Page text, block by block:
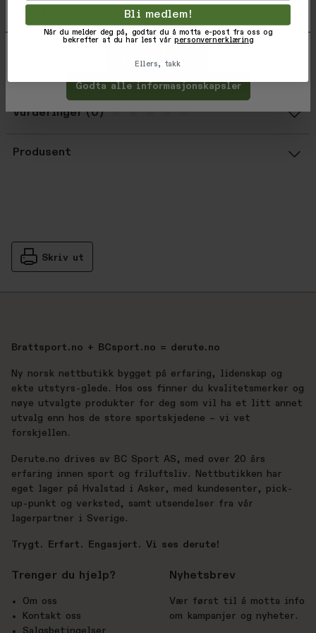
Vektkapasitet: 181kg
Vekt: 340g
Varekode: 818453011678
Vurderinger
Produsent
Skriv ut
Brattsport.no + BCsport.no = derute.no
Ny norsk nettbutikk bygget på erfaring, lidenskap og
ekte utstyrs-glede. Hos oss finner du kvalitetsmerker og
nøye utvalgte produkter for deg som vil ha et litt annet
utvalg enn hos de store sportskjedene – vi vet
forskjellen.
Derute.no drives av BC Sport AS, med over 20 års
erfaring innen sport og friluftsliv. Nettbutikken har
eget lager på Hvalstad i Asker, med kundesenter, pick-
up-punkt og verksted, samt utsendelser fra vår
lagerpartner i Sverige.
Trygt. Erfart. Engasjert. Vi ses derute!
Trenger du hjelp?
Om oss
Kontakt oss
Salgsbetingelser
Nyhetsbrev
Vær først til å motta info
om kampanjer og nyheter.
og deretter trykke 'Lagre innstillinger'.
Godta alle informasjonskapsler
Bli medlem!
Når du melder deg på, godtar du å motta e-post fra oss og
bekrefter at du har lest vårpersonvernerklæring
Ellers, takk